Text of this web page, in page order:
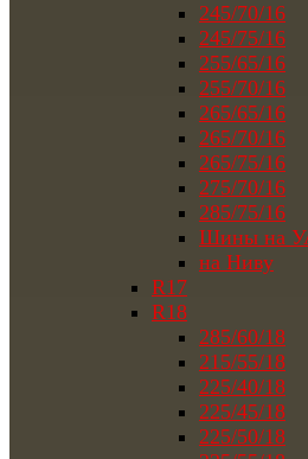
245/70/16
245/75/16
255/65/16
255/70/16
265/65/16
265/70/16
265/75/16
275/70/16
285/75/16
Шины на
на Ниву
R17
R18
285/60/18
215/55/18
225/40/18
225/45/18
225/50/18